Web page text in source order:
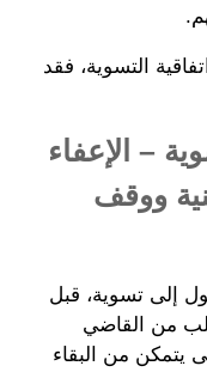
التسوية، فقد
– الإعفاء
ووقف
إلى تسوية، قبل
من القاضي
يتمكن من البقاء